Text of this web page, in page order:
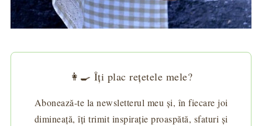
👩‍🍳 Îți plac rețetele mele?
Abonează-te la newsletterul meu și, în fiecare joi
dimineață, îți trimit inspirație proaspătă, sfaturi și